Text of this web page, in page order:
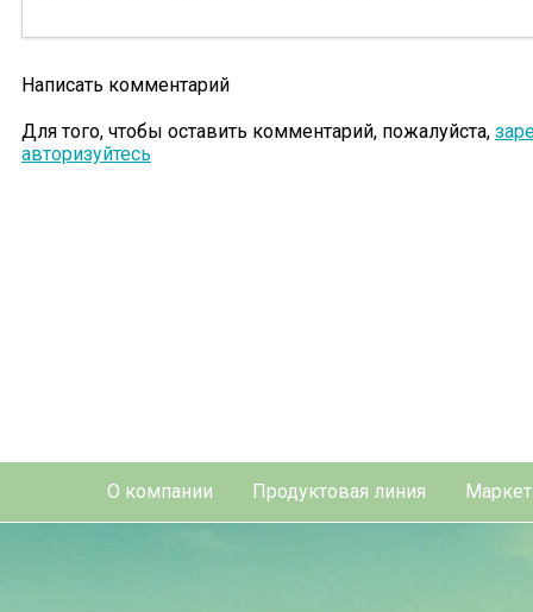
Написать комментарий
Для того, чтобы оставить комментарий, пожалуйста,
авторизуйтесь
О компании Продуктовая линия